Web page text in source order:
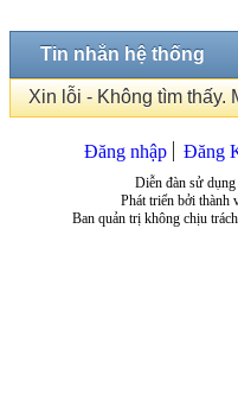
Tin nhắn hệ thống
Xin lỗi - Không tìm thấy.
Đăng nhập Đăng
Diễn đàn sử
Phát triển bởi thành
Ban quản trị không chịu